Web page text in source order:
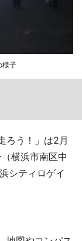
様子
ろう！」は2月
横浜市南区中
シティロゲイ